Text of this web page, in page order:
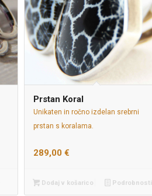
Prstan Koral
Unikaten in ročno izdelan srebrni
prstan s koralama.
289,00€
Dodaj v košarico Podrobnosti